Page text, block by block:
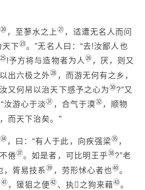
⑳ ，至蓼水之上㉑ ，适遭无名人而问
天下㉓。”无名人曰：“去!汝鄙人也
㉕!予方将与造物者为人㉖ ，厌，则又
出六极之外㉘ ，而游无何有之乡，
又何帠以治天下感予之心为㉚?”又
汝游心于淡㉛ ，合气于漠㉜ ，顺物
，而天下治矣。”
㉞ ，曰：“有人于此，向疾强梁㉟ ，
倦㊲。如是者，可比明王乎㊳?”老
，胥易技系㊴ ，劳形怵心者也㊵。
㊶ ，猨狙之便㊷ 、执  之狗来藉㊸。